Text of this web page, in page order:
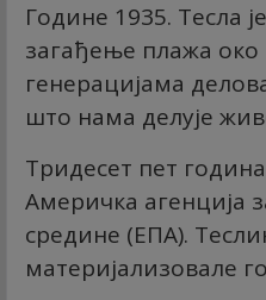
Године 1935. Тесла
загађење плажа
генерацијама
што нама делује
Тридесет пет
Америчка агенција
средине (ЕПА).
материјализовале